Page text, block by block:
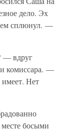
дело. Эх
сплюнул. —
— вдруг
комиссара. —
имеет. Нет
босыми